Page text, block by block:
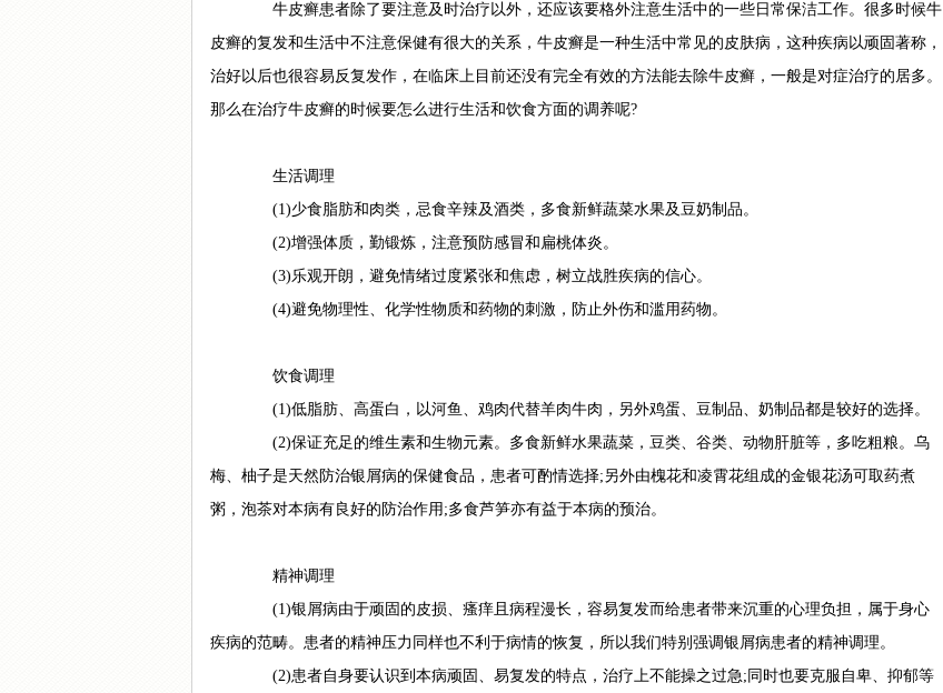
牛皮癣患者除了要注意及时治疗以外，还应该要格外注意生活中的一些日常保洁工作。很多时候牛
皮癣的复发和生活中不注意保健有很大的关系，牛皮癣是一种生活中常见的皮肤病，这种疾病以顽固著称，
治好以后也很容易反复发作，在临床上目前还没有完全有效的方法能去除牛皮癣，一般是对症治疗的居多。
那么在治疗牛皮癣的时候要怎么进行生活和饮食方面的调养呢?
生活调理
(1)少食脂肪和肉类，忌食辛辣及酒类，多食新鲜蔬菜水果及豆奶制品。
(2)增强体质，勤锻炼，注意预防感冒和扁桃体炎。
(3)乐观开朗，避免情绪过度紧张和焦虑，树立战胜疾病的信心。
(4)避免物理性、化学性物质和药物的刺激，防止外伤和滥用药物。
饮食调理
(1)低脂肪、高蛋白，以河鱼、鸡肉代替羊肉牛肉，另外鸡蛋、豆制品、奶制品都是较好的选择。
(2)保证充足的维生素和生物元素。多食新鲜水果蔬菜，豆类、谷类、动物肝脏等，多吃粗粮。乌
梅、柚子是天然防治银屑病的保健食品，患者可酌情选择;另外由槐花和凌霄花组成的金银花汤可取药煮
粥，泡茶对本病有良好的防治作用;多食芦笋亦有益于本病的预治。
精神调理
(1)银屑病由于顽固的皮损、瘙痒且病程漫长，容易复发而给患者带来沉重的心理负担，属于身心
疾病的范畴。患者的精神压力同样也不利于病情的恢复，所以我们特别强调银屑病患者的精神调理。
(2)患者自身要认识到本病顽固、易复发的特点，治疗上不能操之过急;同时也要克服自卑、抑郁等